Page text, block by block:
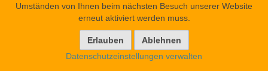
x+2 mitypgdd endet, zu Beginn von Z. x+3 gleich mit
anschließt, und weilḥꜣ.tj=ksonst nicht sinnvoll
damit verknüpft werden kann. Dennoch bleibt die Deutung /
Ergänzung geraten.
Umständen von Ihnen beim nächsten Besuch unserer Website
erneut aktiviert werden muss.
Datenschutzeinstellungen verwalten